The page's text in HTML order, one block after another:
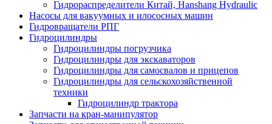
Гидрораспределители Китай, Hanshang Hydraulic
Насосы для вакуумных и илососных машин
Гидровращатели РПГ
Гидроцилиндры
Гидроцилиндры погрузчика
Гидроцилиндры для экскаваторов
Гидроцилиндры для самосвалов и прицепов
Гидроцилиндры для сельскохозяйственной
техники
Гидроцилиндр трактора
Запчасти на кран-манипулятор